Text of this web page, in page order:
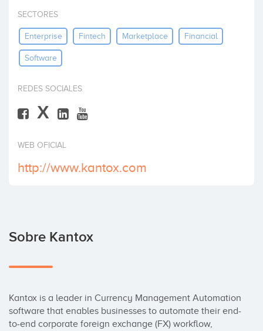
Invertir
SECTORES
Enterprise Fintech Marketplace Financial
Software
REDES SOCIALES
X
WEB OFICIAL
http://www.kantox.com
Sobre Kantox
Kantox is a leader in Currency Management Automation
software that enables businesses to automate their end-
to-end corporate foreign exchange (FX) workflow,